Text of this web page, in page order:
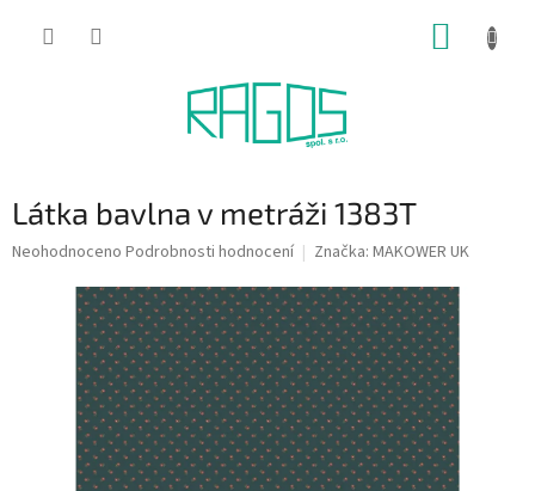
Látka bavlna v metráži 1383T
Průměrné
hvězdiček.
Neohodnoceno Podrobnosti hodnocení Značka: MAKOWER UK